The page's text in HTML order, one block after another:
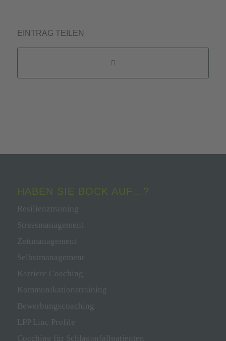
EINTRAG TEILEN
HABEN SIE BOCK AUF…?
Resilienztraining
Stressmanagement
Zeitmanagement
Selbstmanagement
Karriere Coaching
Kommunikationstraining
Bewerbungscoaching
LPP Linc Profile
Coaching für Schlaganfallpatienten